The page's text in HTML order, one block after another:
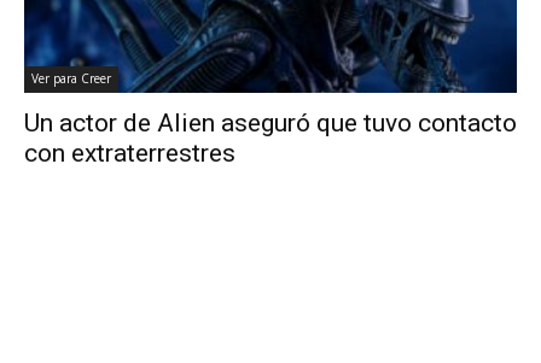
Ver para Creer
Un actor de Alien aseguró que tuvo contacto
con extraterrestres